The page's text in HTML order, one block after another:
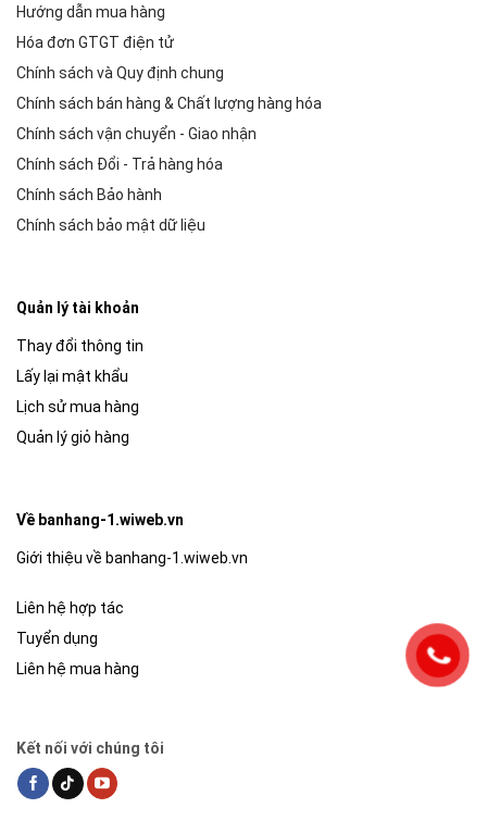
Hướng dẫn mua hàng
Hóa đơn GTGT điện tử
Chính sách và Quy định chung
Chính sách bán hàng & Chất lượng hàng hóa
Chính sách vận chuyển - Giao nhận
Chính sách Đổi - Trả hàng hóa
Chính sách Bảo hành
Chính sách bảo mật dữ liệu
Quản lý tài khoản
Thay đổi thông tin
Lấy lại mật khẩu
Lịch sử mua hàng
Quản lý giỏ hàng
Về banhang-1.wiweb.vn
Giới thiệu về banhang-1.wiweb.vn
Liên hệ hợp tác
Tuyển dụng
Liên hệ mua hàng
Kết nối với chúng tôi